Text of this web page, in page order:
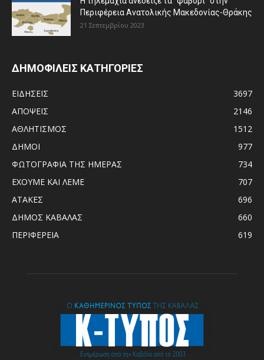
Περιφέρεια Ανατολικής Μακεδονίας-Θράκης
21 Σεπτεμβρίου 2023
ΔΗΜΟΦΙΛΕΙΣ ΚΑΤΗΓΟΡΙΕΣ
ΕΙΔΗΣΕΙΣ
3697
ΑΠΟΨΕΙΣ
2146
ΑΘΛΗΤΙΣΜΟΣ
1512
ΔΗΜΟΙ
977
ΦΩΤΟΓΡΑΦΙΑ ΤΗΣ ΗΜΕΡΑΣ
734
ΕΧΟΥΜΕ ΚΑΙ ΛΕΜΕ
707
ΑΤΑΚΕΣ
696
ΔΗΜΟΣ ΚΑΒΑΛΑΣ
660
ΠΕΡΙΦΕΡΕΙΑ
619